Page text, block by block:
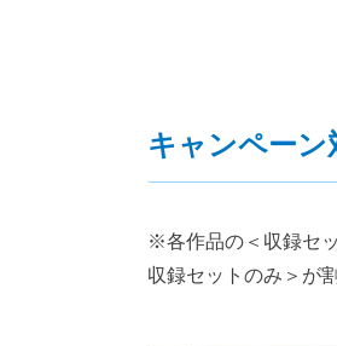
キャンペーン
※各作品の＜収録セ
収録セットのみ＞が